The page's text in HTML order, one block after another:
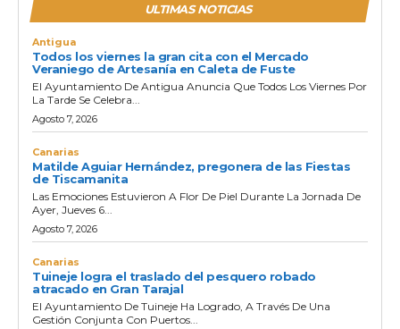
ULTIMAS NOTICIAS
Antigua
Todos los viernes la gran cita con el Mercado
Veraniego de Artesanía en Caleta de Fuste
El Ayuntamiento De Antigua Anuncia Que Todos Los Viernes Por
La Tarde Se Celebra...
Agosto 7, 2026
Canarias
Matilde Aguiar Hernández, pregonera de las Fiestas
de Tiscamanita
Las Emociones Estuvieron A Flor De Piel Durante La Jornada De
Ayer, Jueves 6...
Agosto 7, 2026
Canarias
Tuineje logra el traslado del pesquero robado
atracado en Gran Tarajal
El Ayuntamiento De Tuineje Ha Logrado, A Través De Una
Gestión Conjunta Con Puertos...